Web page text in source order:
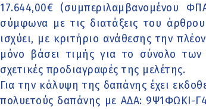
17.644,00€ (συμπεριλαμβανομένου
σύμφωνα με τις διατάξεις του
ισχύει, με κριτήριο ανάθεσης την
μόνο βάσει τιμής για το σύνολο
σχετικές προδιαγραφές της μελέτης.
Για την κάλυψη της δαπάνης έχει
πολυετούς δαπάνης με ΑΔΑ: 9Ψ1ΦΩΚΙ-